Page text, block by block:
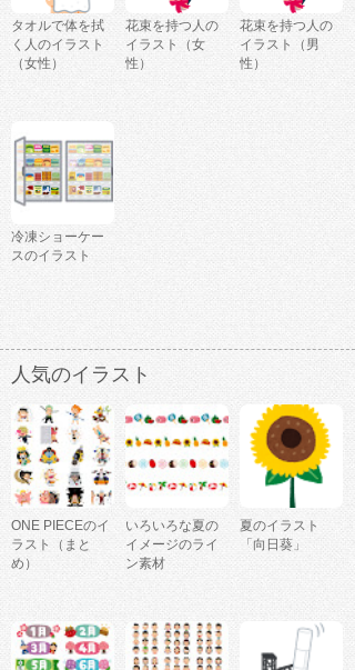
タオルで体を拭
く人のイラスト
（女性）
花束を持つ人の
イラスト（女
性）
花束を持つ人の
イラスト（男
性）
冷凍ショーケー
スのイラスト
人気のイラスト
ONE PIECEのイ
ラスト（まと
め）
いろいろな夏の
イメージのライ
ン素材
夏のイラスト
「向日葵」